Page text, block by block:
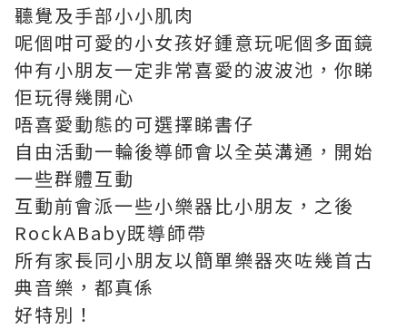
聽覺及手部小小肌肉
呢個咁可愛的小女孩好鍾意玩呢個多面鏡
仲有小朋友一定非常喜愛的波波池，你睇
佢玩得幾開心
唔喜愛動態的可選擇睇書仔
自由活動一輪後導師會以全英溝通，開始
一些群體互動
互動前會派一些小樂器比小朋友，之後
RockABaby既導師帶
所有家長同小朋友以簡單樂器夾咗幾首古
典音樂，都真係
好特別！